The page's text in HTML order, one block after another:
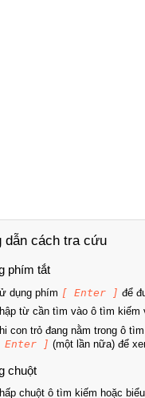
dẫn cách tra cứu
phím tắt
dụng phím [ Enter ] để
từ cần tìm vào ô tìm
con trỏ đang nằm trong ô
Enter ] (một lần nữa) để
chuột
chuột ô tìm kiếm hoặc